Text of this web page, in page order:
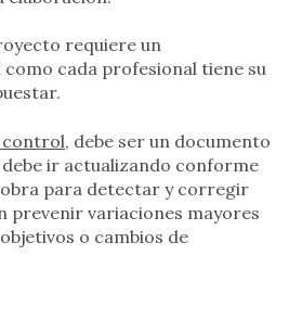
requiere un
como cada profesional tiene su
control, debe ser un documento
debe ir actualizando conforme
obra para detectar y corregir
prevenir variaciones mayores
o cambios de